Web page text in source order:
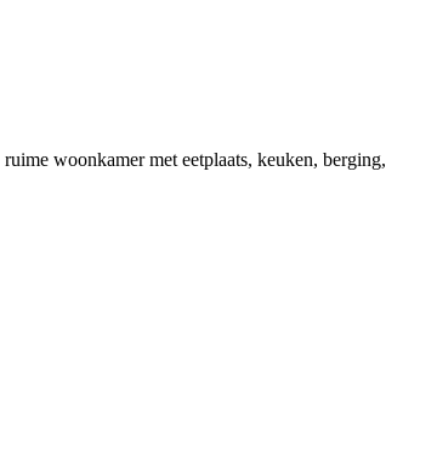
woonkamer met eetplaats, keuken, berging,